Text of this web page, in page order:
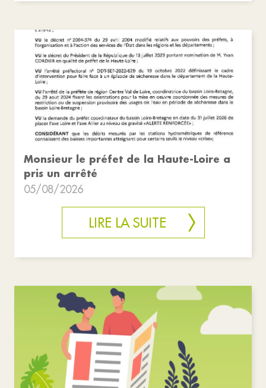
Monsieur le préfet de la Haute-Loire a
pris un arrêté
05/08/2026
LIRE LA SUITE